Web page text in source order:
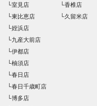
└室見店
└東比恵店
└姪浜店
└九産大前店
└伊都店
└柚須店
└春日店
└春日千歳町店
└博多店
└香椎店
└久留米店